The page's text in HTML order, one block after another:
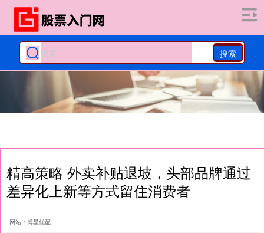
搜索
精高策略 外卖补贴退坡，头部品牌通过
差异化上新等方式留住消费者
网站：博星优配